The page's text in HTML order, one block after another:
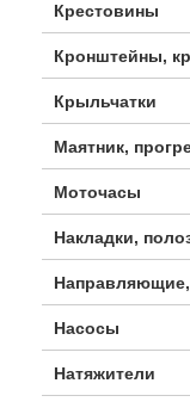
Крестовины
Кронштейны,
Крыльчатки
Маятник,
Моточасы
Накладки,
Направляющие,
Насосы
Натяжители